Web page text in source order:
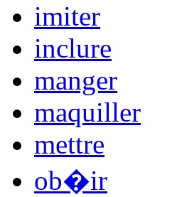
imiter
inclure
manger
maquiller
mettre
ob�ir